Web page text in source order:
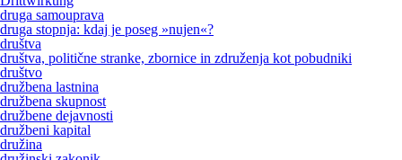
druga samouprava
druga stopnja: kdaj je poseg »nujen«?
društva
društva, politične stranke, zbornice in združenja kot pobudniki
društvo
družbena lastnina
družbena skupnost
družbene dejavnosti
družbeni kapital
družina